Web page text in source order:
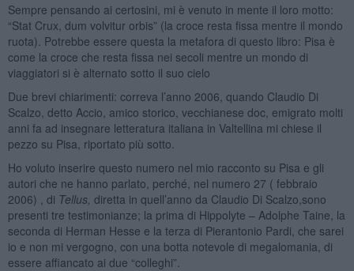
Sempre pensando ai certosini, mi è venuto in mente il loro motto:
“Stat Crux, dum volvitur orbis” (la croce resta fissa mentre il mondo
ruota). Potrebbe essere questa la metafora di questo libro: Pisa è
come la croce che resta fissa nei secoli mentre un mondo di
viaggiatori si è alternato sotto il suo cielo
Due brevi chiarimenti: correva l’anno 2006, quando Claudio Di
Scalzo, detto Accio, amico storico, vecchianese doc, emigrato molti
anni fa ad insegnare letteratura italiana in Valtellina mi chiese il
pezzo su Pisa, riportato più sotto.
Ho voluto inserire questo numero nel mio racconto su Pisa e gli
autori che ne hanno parlato, perché, nel numero 27 ( febbraio
2006) , di Tellus, diretta in quell’anno da Claudio Di Scalzo,sono
presenti tre testimonianze; la prima di Hippolyte – Adolphe Taine, la
seconda di Herman Hesse e la terza di Pierantonio Pardi, che sarei
io e non mi vergogno, con una botta notevole di megalomania, di
essere affiancato ai due “colleghi”.